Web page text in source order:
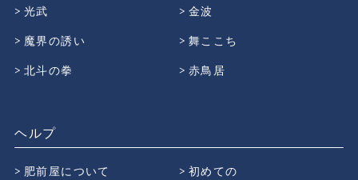
光武
金波
魔界の誘い
舞ここち
北斗の拳
赤鳥居
ヘルプ
肥前屋について
初めての